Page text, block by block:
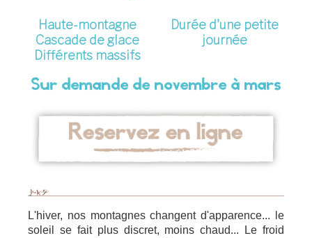
Haute-montagne
Cascade de glace
Différents massifs
Durée d'une petite
journée
Sur demande de novembre à mars
L'hiver, nos montagnes changent d'apparence... le
soleil se fait plus discret, moins chaud... Le froid